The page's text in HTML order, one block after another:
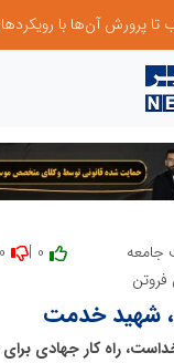
جامعه
، شهید خدمت
راه کار جهادی